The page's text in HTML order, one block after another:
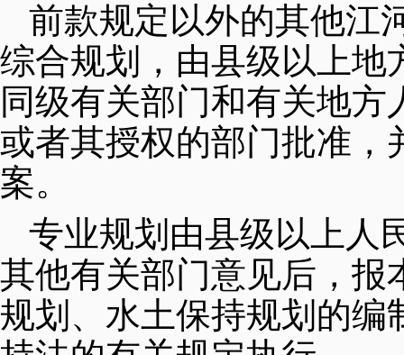
前款规定以外的其他江
综合规划，由县级以上地
同级有关部门和有关地
或者其授权的部门批准，
案。
专业规划由县级以上人
其他有关部门意见后，报
规划、水土保持规划的编